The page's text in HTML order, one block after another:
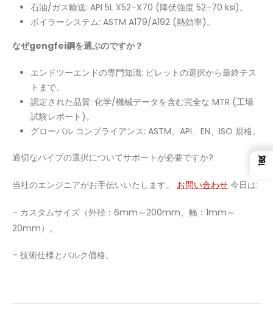
石油/ガス輸送: API 5L X52–X70 (降伏強度 52–70 ksi)。
ボイラーシステム: ASTM A179/A192 (熱効率)。
なぜgengfei鋼を選ぶのですか？
エンドツーエンドの専門知識: ビレットの選択から最終テス
トまで。
認定された品質: 化学/機械データを含む完全な MTR (工場
試験レポート)。
グローバル コンプライアンス: ASTM、API、EN、ISO 規格。
適切なパイプの選択についてサポートが必要ですか?
当社のエンジニアがお手伝いいたします。 お問い合わせ 今日は:
– カスタムサイズ（外径：6mm～200mm、幅：1mm～
20mm）。
– 技術仕様とバルク価格。
←